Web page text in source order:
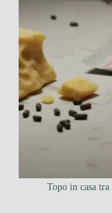
Topo in casa